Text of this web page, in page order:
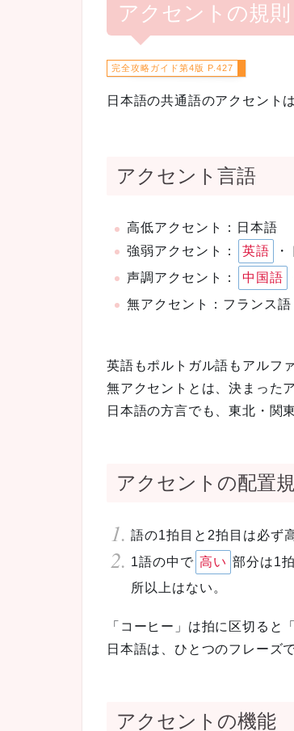
アクセントの規則
427
日本語の共通語のアクセントは
アクセント言語
高低アクセント：日本語
強弱アクセント：
英語
声調アクセント：
中国語
無アクセント：フランス語
英語もポルトガル語もアルフ
無アクセントとは、決まった
日本語の方言でも、東北・関
アクセントの配置
語の1拍目と2拍目は必ず
1語の中で 高い 部分は1
所以上はない。
「コーヒー」は拍に区切ると
日本語は、ひとつのフレーズ
アクセントの機能